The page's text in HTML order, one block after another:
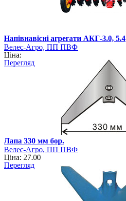
Напівнавісні агрегати АКГ-3.0, 5.4
Велес-Агро, ПП ПВФ
Ціна:
Перегляд
Лапа 330 мм бор.
Велес-Агро, ПП ПВФ
Ціна: 27.00
Перегляд